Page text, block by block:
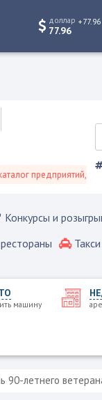
доллар
77.96
+77.96
Конкурсы и
Такси
машину
90-летнего